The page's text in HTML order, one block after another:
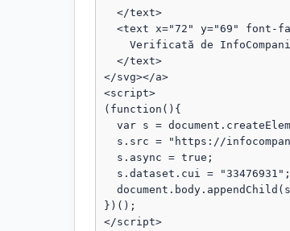
</svg></a>
<script>
(function(){
})();
</script>